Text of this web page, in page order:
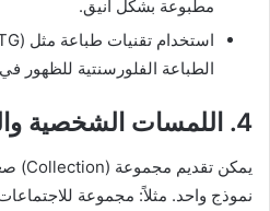
مطبوعة بشكل أنيق.
الطباعة الفلورسنتية للظهور
4. اللمسات الشخصية والمرونة
يمكن تقديم مجموعة (Collection) صغيرة من
نموذج واحد. مثلاً: مجموعة